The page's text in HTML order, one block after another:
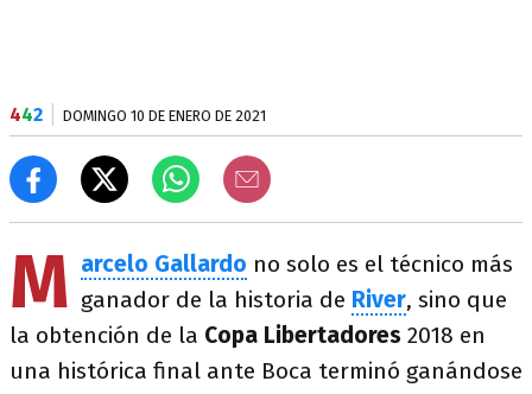
442 DOMINGO 10 DE ENERO DE 2021
M arcelo Gallardo no solo es el técnico más
ganador de la historia de River, sino que
la obtención de la Copa Libertadores 2018 en
una histórica final ante Boca terminó ganándose